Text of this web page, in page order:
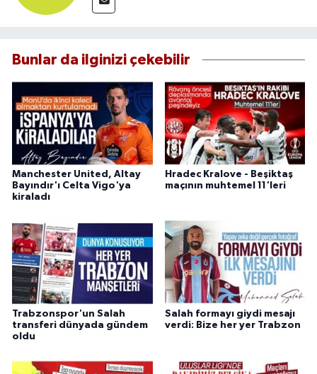
Bunlar da ilginizi çekebilir
Manchester United, Altay
Bayındır'ı Celta Vigo'ya
kiraladı
Hradec Kralove - Beşiktaş
maçının muhtemel 11'leri
Trabzonspor'un Salah
transferi dünyada gündem
oldu
Salah formayı giydi mesajı
verdi: Bize her yer Trabzon